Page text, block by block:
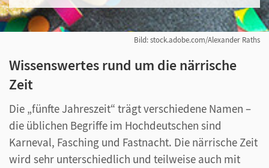
Bild: stock.adobe.com/Alexander Raths
Wissenswertes rund um die närrische
Zeit
Die „fünfte Jahreszeit“ trägt verschiedene Namen –
die üblichen Begriffe im Hochdeutschen sind
Karneval, Fasching und Fastnacht. Die närrische Zeit
wird sehr unterschiedlich und teilweise auch mit